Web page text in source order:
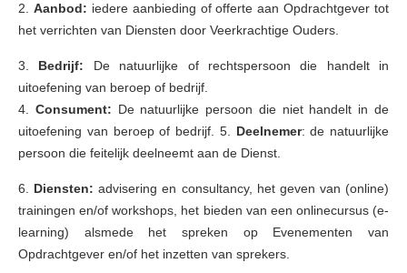
2. Aanbod: iedere aanbieding of offerte aan Opdrachtgever tot
het verrichten van Diensten door Veerkrachtige Ouders.
3. Bedrijf: De natuurlijke of rechtspersoon die handelt in
uitoefening van beroep of bedrijf.
4. Consument: De natuurlijke persoon die niet handelt in de
uitoefening van beroep of bedrijf. 5. Deelnemer: de natuurlijke
persoon die feitelijk deelneemt aan de Dienst.
6. Diensten:advisering en consultancy, het geven van (online)
trainingen en/of workshops, het bieden van een onlinecursus (e-
learning) alsmede het spreken op Evenementen van
Opdrachtgever en/of het inzetten van sprekers.